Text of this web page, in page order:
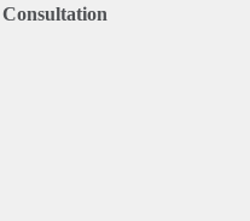
van Pararius.